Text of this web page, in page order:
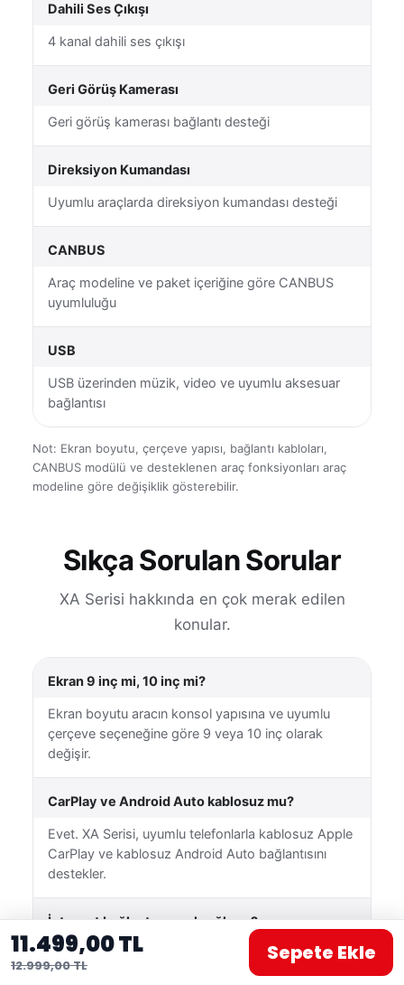
11.499,00 TL
12.999,00 TL
Sepete Ekle
Dahili Ses Çıkışı
4 kanal dahili ses çıkışı
Geri Görüş Kamerası
Geri görüş kamerası bağlantı desteği
Direksiyon Kumandası
Uyumlu araçlarda direksiyon kumandası desteği
CANBUS
Araç modeline ve paket içeriğine göre CANBUS
uyumluluğu
USB
USB üzerinden müzik, video ve uyumlu aksesuar
bağlantısı
Not: Ekran boyutu, çerçeve yapısı, bağlantı kabloları,
CANBUS modülü ve desteklenen araç fonksiyonları araç
modeline göre değişiklik gösterebilir.
Sıkça Sorulan Sorular
XA Serisi hakkında en çok merak edilen
konular.
Ekran 9 inç mi, 10 inç mi?
Ekran boyutu aracın konsol yapısına ve uyumlu
çerçeve seçeneğine göre 9 veya 10 inç olarak
değişir.
CarPlay ve Android Auto kablosuz mu?
Evet. XA Serisi, uyumlu telefonlarla kablosuz Apple
CarPlay ve kablosuz Android Auto bağlantısını
destekler.
İnternet bağlantısı nasıl sağlanır?
Cihaz Wi-Fi üzerinden uygun bir kablosuz ağa
veya telefonunuzun mobil erişim noktasına